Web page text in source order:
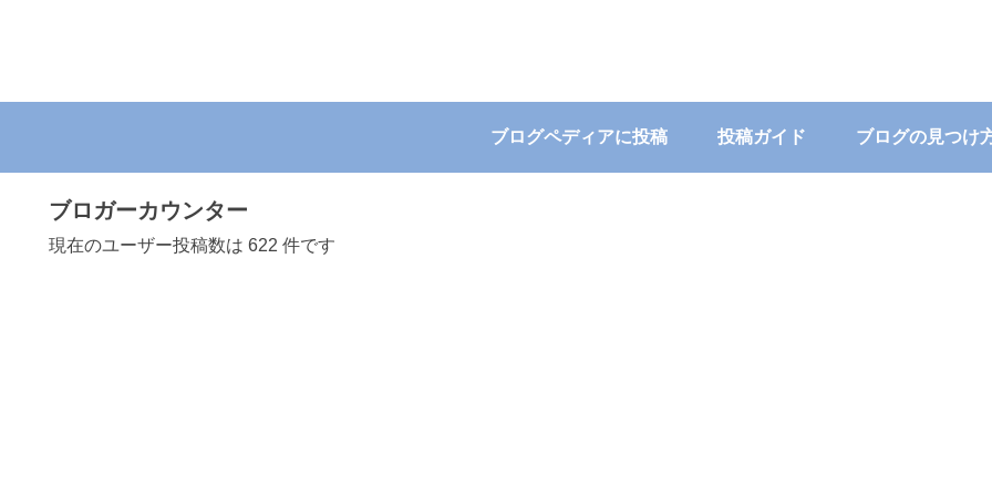
ブログペディアに投稿 投稿ガイド ブログの見つけ
ブロガーカウンター
現在のユーザー投稿数は 622 件です